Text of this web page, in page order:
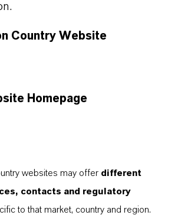
Country Website
Homepage
websites may offer different
contacts and regulatory
to that market, country and region.